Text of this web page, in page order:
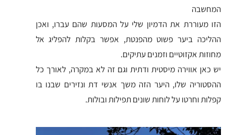
המחשבה
הזו מעוררת את הדמיון שלי על המסעות שהם עברו, ואכן
ההליכה ביער פשוט מהפנטת, אפשר בקלות להפליג אל
מחוזות אקזוטיים וזמנים עתיקים.
יש כאן אווירה מיסטית ודתית וגם זה לא במקרה, לאורך כל
ההסטוריה שלו, היער הזה משך אנשי דת ונזירים שבנו בו
קפלות וחרטו על לוחות שונים תפילות ובולות.